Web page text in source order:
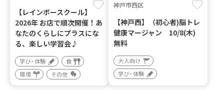
【レインボースクール】
2026年 お店で順次開催！あ
なたのくらしにプラスにな
る、楽しい学習会♪
学び・体験
食
環境
その他
神戸市西区
【神戸西】（初心者)脳トレ
健康マージャン 10/8(木)
無料
大人向け
学び・体験